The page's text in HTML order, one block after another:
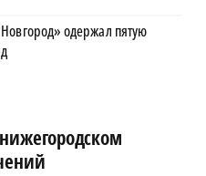
одержал пятую